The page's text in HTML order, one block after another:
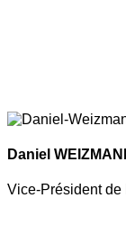
Daniel
Vice-Président de